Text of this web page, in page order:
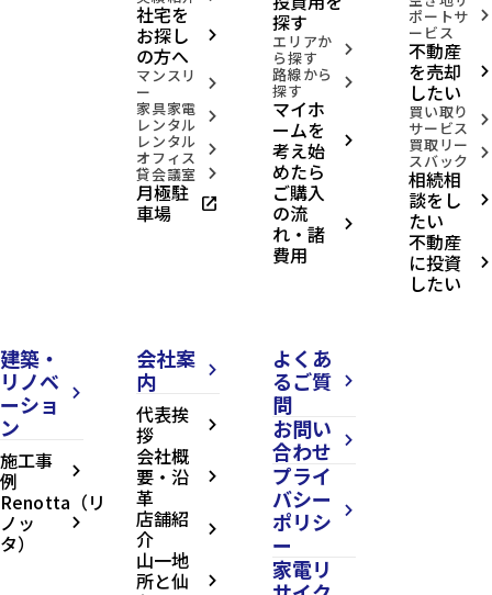
長
命
ケ
丘4
丁
directions_walk
仙
台
市
地
下
鉄
南
space_dashboard
175.18m²
万
円
domain ひ
よ
り
台
丁
目
2
1
社宅を
お探し
の方へ
arrow_forward_ios
マンスリ
ー arrow_forward_ios
家具家電
レンタル arrow_forward_ios
レンタル
オフィス arrow_forward_ios
貸会議室 arrow_forward_ios
月極駐
車場 open_in_new
探す
エリアか
ら探す arrow_forward_ios
路線から
探す arrow_forward_ios
マイホ
ームを
考え始
めたら
arrow_forward_ios
ご購入
の流
れ・諸
費用
arrow_forward_ios
ポートサ
ービス
arrow_forward_ios
不動産
を売却
したい
arrow_forward_ios
買い取り
サービス arrow_forward_ios
買取リー
スバック arrow_forward_ios
相続相
談をし
たい
arrow_forward_ios
不動産
に投資
したい
arrow_forward_ios
建築・
リノベ
ーショ
ン
arrow_forward_ios
施工事
例 arrow_forward_ios
Renotta（リ
ノッ
タ）
arrow_forward_ios
会社案
内
arrow_forward_ios
代表挨
拶 arrow_forward_ios
会社概
要・沿
革
arrow_forward_ios
店舗紹
介 arrow_forward_ios
山一地
所と仙 arrow_forward_ios
よくあ
るご質
問
arrow_forward_ios
お問い
合わせ
arrow_forward_ios
プライ
バシー
ポリシ
ー
arrow_forward_ios
家電リ